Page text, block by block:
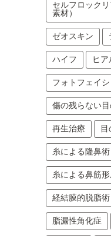
セルフロック
素材）
ゼオスキン
ハイフ ヒア
フォトフェイ
傷の残らない
再生治療
糸による隆鼻術
糸による鼻筋
経結膜的脱脂術
脂漏性角化症